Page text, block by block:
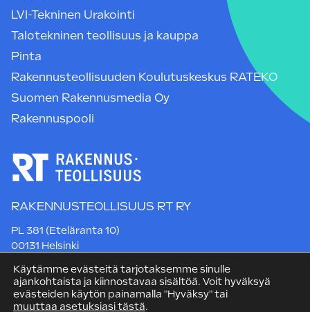
LVI-Tekninen Urakointi
Talotekninen teollisuus ja kauppa
Pinta
Rakennusteollisuuden Koulutuskeskus RATEKO
Suomen Rakennusmedia Oy
Rakennuspooli
RAKENNUSTEOLLISUUS RT RY
PL 381 (Eteläranta 10)
00131 Helsinki
rt@rakennusteollisuus.fi
Käytämme evästeitä tarjotaksemme sinulle
ajankohtaista ja kiinnostavaa sisältöä. Voit hyväksyä
evästeiden käytön painamalla "Hyväksy" tai
muuttaa asetuksiasi tästä.